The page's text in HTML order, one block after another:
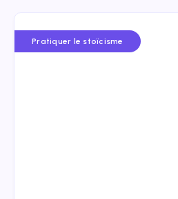
Pratiquer le stoïcisme